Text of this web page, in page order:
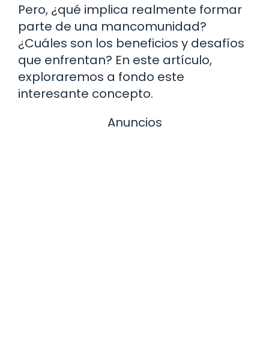
Pero, ¿qué implica realmente formar
parte de una mancomunidad?
¿Cuáles son los beneficios y desafíos
que enfrentan? En este artículo,
exploraremos a fondo este
interesante concepto.
Anuncios